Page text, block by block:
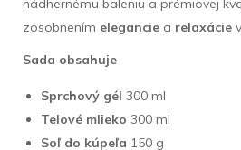
nádhernému baleniu a prémiovej
zosobnením elegancie a relaxácie
Sada obsahuje
Sprchový gél 300 ml
Telové mlieko 300 ml
Soľ do kúpeľa 150 g